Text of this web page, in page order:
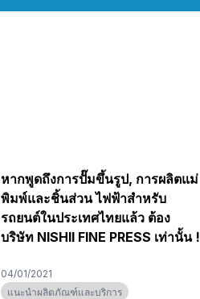
หากพูดถึงการปั๊มขึ้นรูป, การผลิตแม่
พิมพ์และชิ้นส่วน ไฟฟ้าสำหรับ
รถยนต์ในประเทศไทยแล้ว ต้อง
บริษัท NISHII FINE PRESS เท่านั้น !
04/01/2021
แนะนำผลิตภัณฑ์และบริการ